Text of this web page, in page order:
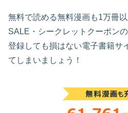
無料で読める無料漫画も1万冊以
SALE・シークレットクーポン
登録しても損はない電子書籍サ
てしまいましょう！